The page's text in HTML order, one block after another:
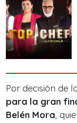
Por decisión de
para la gran
Belén Mora,